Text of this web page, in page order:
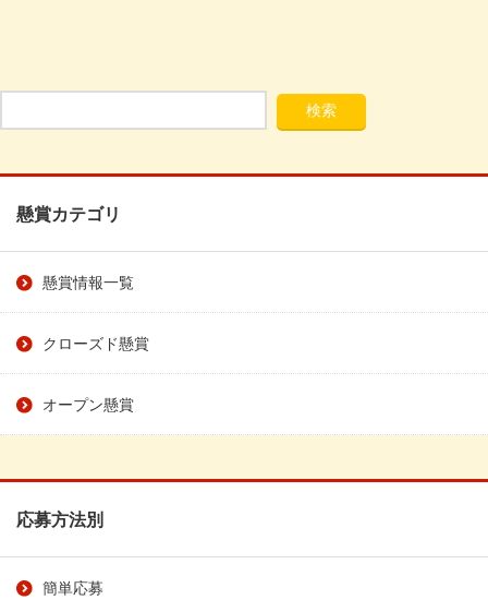
懸賞カテゴリ
懸賞情報一覧
クローズド懸賞
オープン懸賞
応募方法別
簡単応募